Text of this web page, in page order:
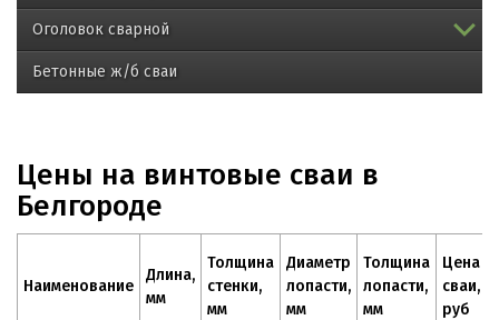
Оголовок сварной
Бетонные ж/б сваи
Цены на винтовые сваи в
Белгороде
Наименование
Длина,
мм
Толщина
стенки,
мм
Диаметр
лопасти,
мм
Толщина
лопасти,
мм
Цена
сваи,
руб